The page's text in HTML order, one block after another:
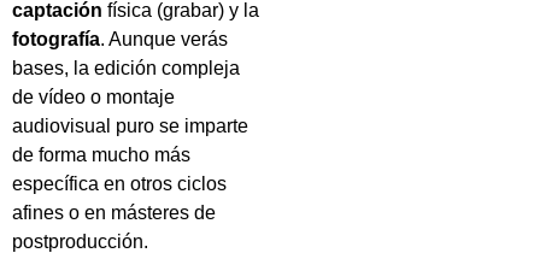
captación física (grabar) y la
fotografía. Aunque verás
bases, la edición compleja
de vídeo o montaje
audiovisual puro se imparte
de forma mucho más
específica en otros ciclos
afines o en másteres de
postproducción.